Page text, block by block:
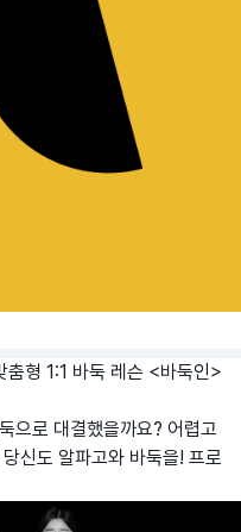
형 1:1 바둑 레슨 <바둑인>
으로 대결했을까요? 어렵고
신도 알파고와 바둑을! 프로